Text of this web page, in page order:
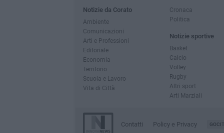
Notizie da Corato
Ambiente
Comunicazioni
Arti e Professioni
Editoriale
Economia
Territorio
Scuola e Lavoro
Vita di Città
Cronaca
Politica
Notizie sportive
Basket
Calcio
Volley
Rugby
Altri sport
Arti Marziali
Contatti Policy e Privacy